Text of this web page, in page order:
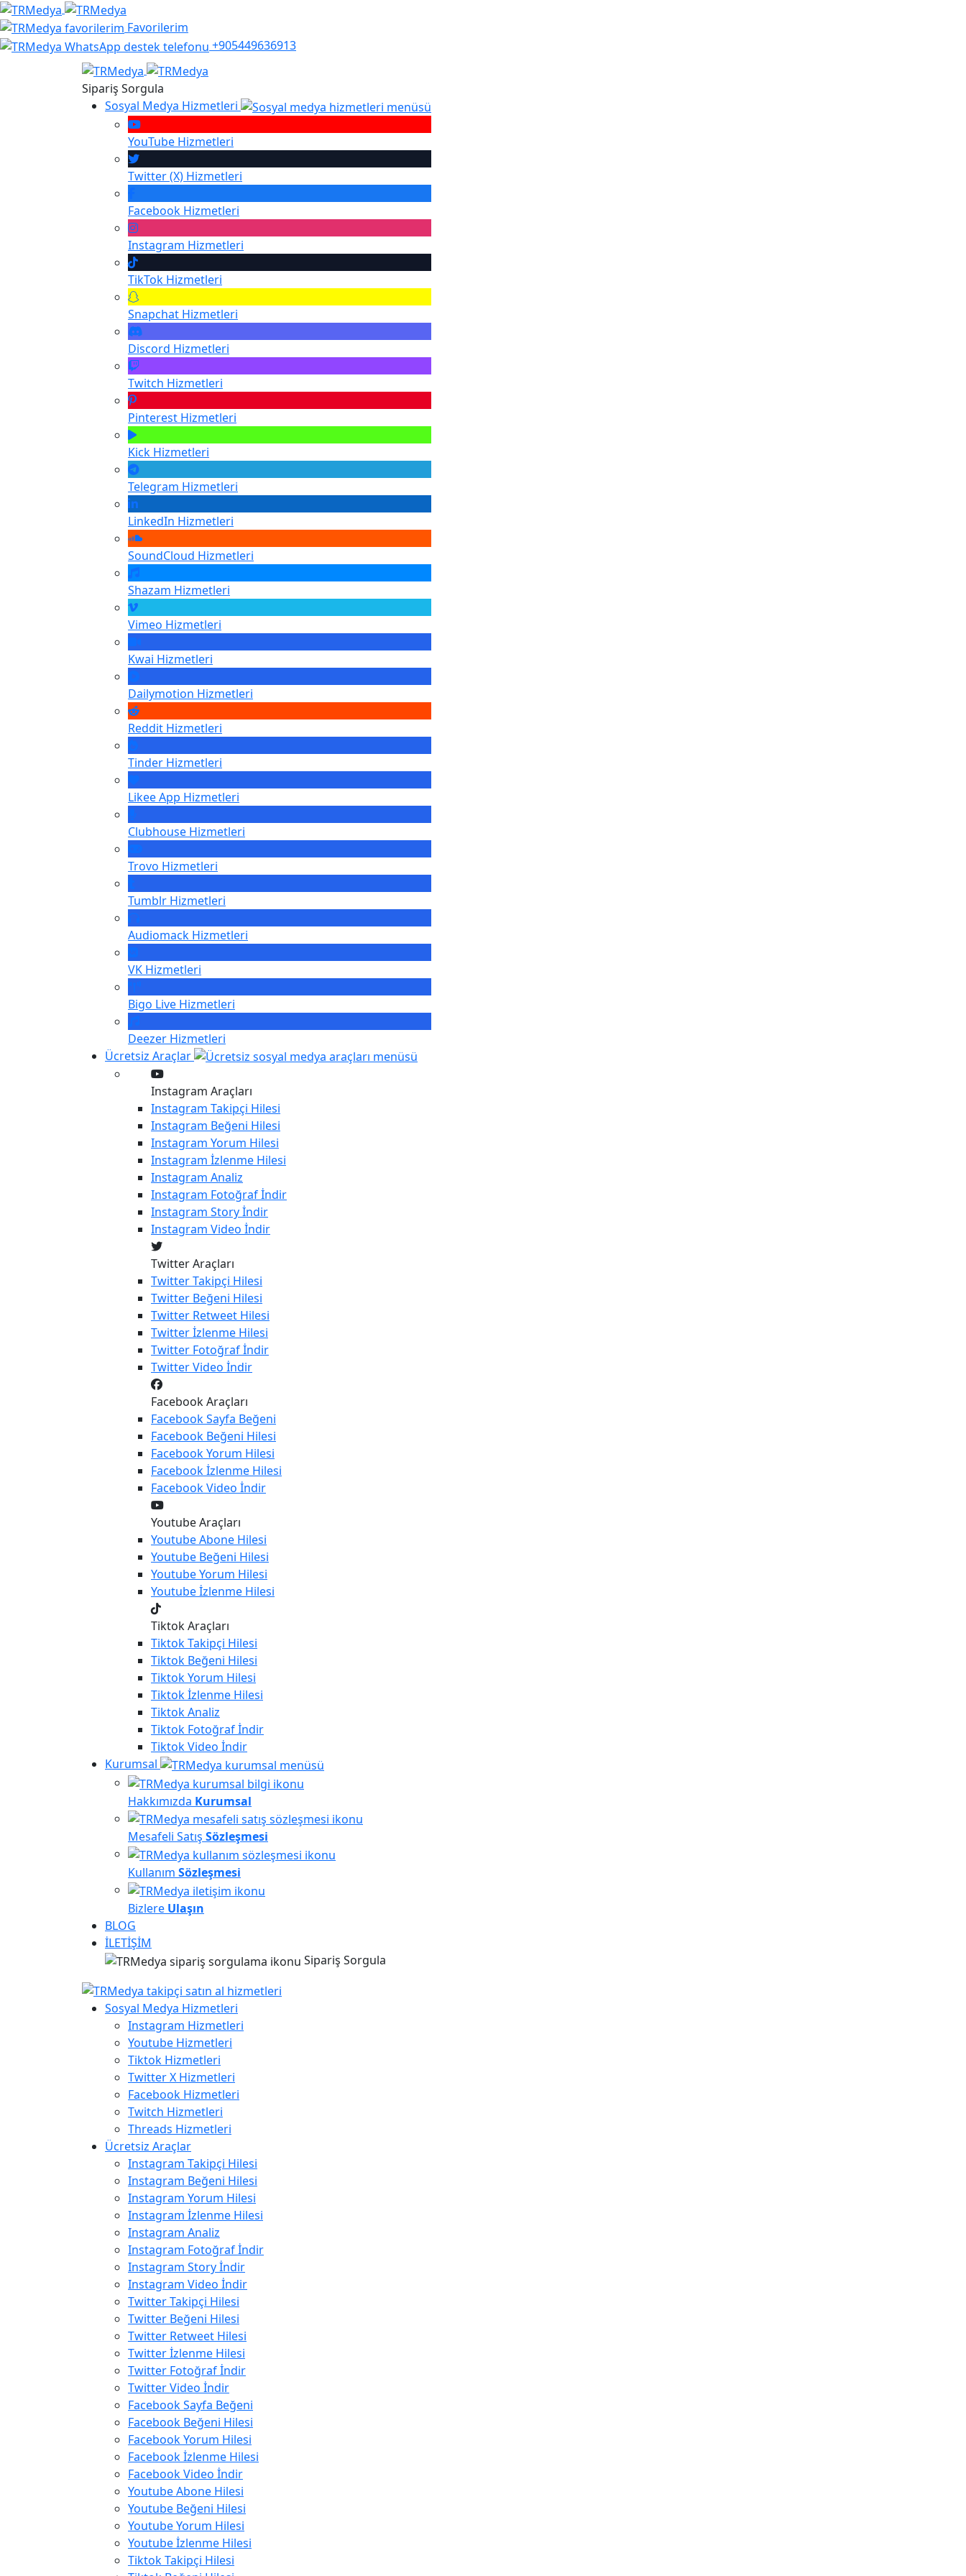
Favorilerim
+905449636913
Sipariş Sorgula
Sosyal Medya Hizmetleri
YouTube Hizmetleri
Twitter (X) Hizmetleri
Facebook Hizmetleri
Instagram Hizmetleri
TikTok Hizmetleri
Snapchat Hizmetleri
Discord Hizmetleri
Twitch Hizmetleri
Pinterest Hizmetleri
Kick Hizmetleri
Telegram Hizmetleri
LinkedIn Hizmetleri
SoundCloud Hizmetleri
Shazam Hizmetleri
Vimeo Hizmetleri
Kwai Hizmetleri
Dailymotion Hizmetleri
Reddit Hizmetleri
Tinder Hizmetleri
Likee App Hizmetleri
Clubhouse Hizmetleri
Trovo Hizmetleri
Tumblr Hizmetleri
Audiomack Hizmetleri
VK Hizmetleri
Bigo Live Hizmetleri
Deezer Hizmetleri
Ücretsiz Araçlar
Instagram Araçları
Instagram Takipçi Hilesi
Instagram Beğeni Hilesi
Instagram Yorum Hilesi
Instagram İzlenme Hilesi
Instagram Analiz
Instagram Fotoğraf İndir
Instagram Story İndir
Instagram Video İndir
Twitter Araçları
TwitterTakipçi Hilesi
Twitter Beğeni Hilesi
Twitter Retweet Hilesi
Twitterİzlenme Hilesi
Twitter Fotoğraf İndir
TwitterVideo İndir
Facebook Araçları
FacebookSayfa Beğeni
Facebook Beğeni Hilesi
FacebookYorum Hilesi
Facebookİzlenme Hilesi
FacebookVideo İndir
Youtube Araçları
YoutubeAbone Hilesi
Youtube Beğeni Hilesi
YoutubeYorum Hilesi
Youtubeİzlenme Hilesi
Tiktok Araçları
TiktokTakipçi Hilesi
Tiktok Beğeni Hilesi
TiktokYorum Hilesi
Tiktokİzlenme Hilesi
TiktokAnaliz
Tiktok Fotoğraf İndir
TiktokVideo İndir
Kurumsal
Hakkımızda Kurumsal
Mesafeli Satış Sözleşmesi
Kullanım Sözleşmesi
Bizlere Ulaşın
BLOG
İLETİŞİM
Sipariş Sorgula
Sosyal Medya Hizmetleri
Instagram Hizmetleri
Youtube Hizmetleri
Tiktok Hizmetleri
Twitter X Hizmetleri
Facebook Hizmetleri
Twitch Hizmetleri
Threads Hizmetleri
Ücretsiz Araçlar
Instagram Takipçi Hilesi
Instagram Beğeni Hilesi
Instagram Yorum Hilesi
Instagram İzlenme Hilesi
Instagram Analiz
Instagram Fotoğraf İndir
Instagram Story İndir
Instagram Video İndir
Twitter Takipçi Hilesi
Twitter Beğeni Hilesi
Twitter Retweet Hilesi
Twitter İzlenme Hilesi
Twitter Fotoğraf İndir
Twitter Video İndir
Facebook Sayfa Beğeni
Facebook Beğeni Hilesi
Facebook Yorum Hilesi
Facebook İzlenme Hilesi
Facebook Video İndir
Youtube Abone Hilesi
Youtube Beğeni Hilesi
Youtube Yorum Hilesi
Youtube İzlenme Hilesi
Tiktok Takipçi Hilesi